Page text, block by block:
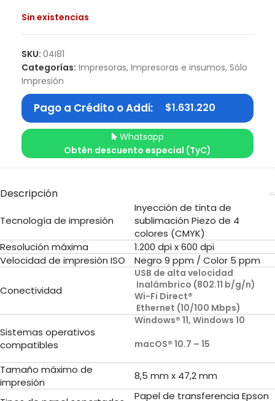
Sin existencias
SKU: 04I81
Categorías: Impresoras, Impresoras e insumos, Sólo
Impresión
Pago a Crédito o Addi: $1.631.220
Whatsapp
Obtén descuento especial (TyC)
Descripción
Tecnología de impresión
Inyección de tinta de
sublimación Piezo de 4
colores (CMYK)
Resolución máxima
1.200 dpi x 600 dpi
Velocidad de impresión ISO
Negro 9 ppm / Color 5 ppm
Conectividad
USB de alta velocidad
Inalámbrico (802.11 b/g/n)
Wi-Fi Direct®
Ethernet (10/100 Mbps)
Sistemas operativos
compatibles
Windows® 11, Windows 10
macOS® 10.7 – 15
Tamaño máximo de
impresión
8,5 mm x 47,2 mm
Papel de transferencia Epson